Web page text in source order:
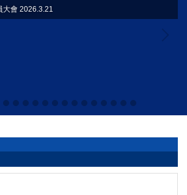
大會 2026.3.21